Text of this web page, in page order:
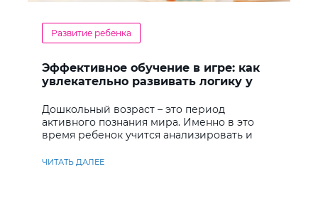
Развитие ребенка
Эффективное обучение в игре: как
увлекательно развивать логику у
Дошкольный возраст – это период
активного познания мира. Именно в это
время ребенок учится анализировать и
ЧИТАТЬ ДАЛЕЕ